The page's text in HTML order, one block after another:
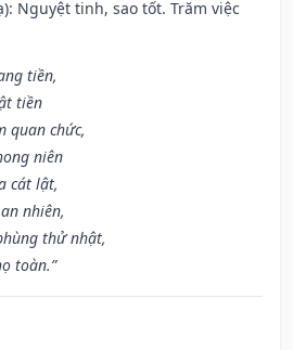
Nguyệt tinh, sao tốt. Trăm việc
tiền,
tiền
quan chức,
niên
cát lật,
nhiên,
thử nhật,
toàn.”